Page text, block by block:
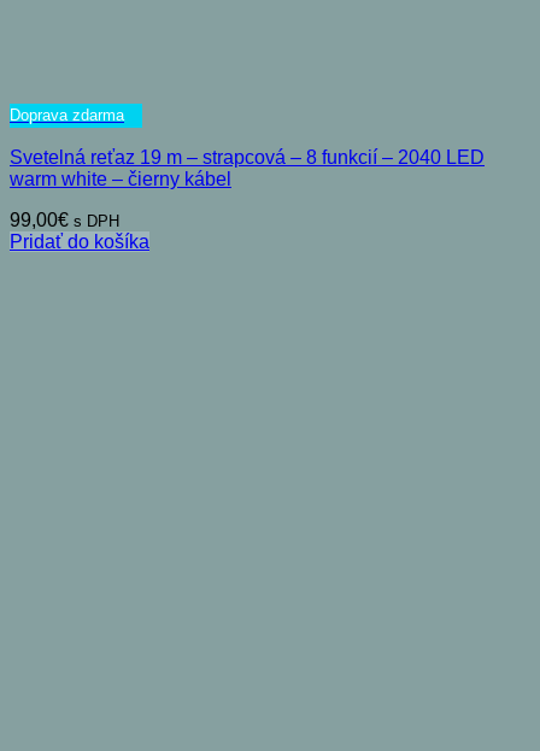
Doprava zdarma
Svetelná reťaz 19 m – strapcová – 8 funkcií – 2040 LED
warm white – čierny kábel
99,00€ s DPH
Pridať do košíka